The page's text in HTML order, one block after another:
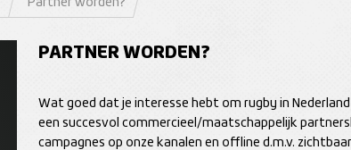
Partner worden?
PARTNER WORDEN?
Wat goed dat je interesse hebt om rugby in
een succesvol commercieel/maatschappelijk
campagnes op onze kanalen en offline d.m.v.